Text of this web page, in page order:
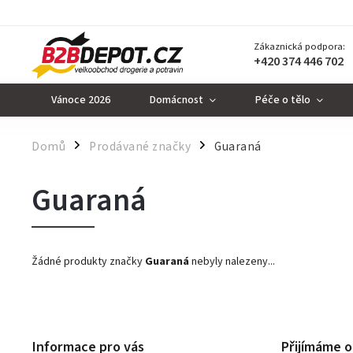
Zákaznická podpora:
+420 374 446 702
Vánoce 2026 Domácnost Péče o tělo
Domů / Prodávané značky / Guaraná
Guaraná
Žádné produkty značky Guaraná nebyly nalezeny...
Informace pro vás Přijímáme